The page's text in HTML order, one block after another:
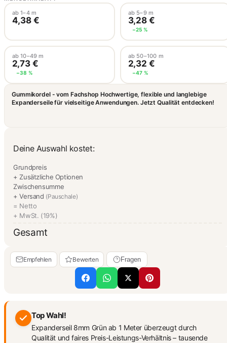
ab 1–4 m
4,38 €
ab 5–9 m
3,28 €
−25 %
ab 10–49 m
2,73 €
−38 %
ab 50–100 m
2,32 €
−47 %
Gummikordel - vom Fachshop Hochwertige, flexible und langlebige
Expanderseile für vielseitige Anwendungen. Jetzt Qualität entdecken!
Deine Auswahl kostet:
Grundpreis
+ Zusätzliche Optionen
Zwischensumme
+ Versand (Pauschale)
= Netto
+ MwSt. (19%)
Gesamt
Empfehlen Bewerten Fragen
Top Wahl!
Expanderseil 8mm Grün ab 1 Meter überzeugt durch
Qualität und faires Preis-Leistungs-Verhältnis – tausende